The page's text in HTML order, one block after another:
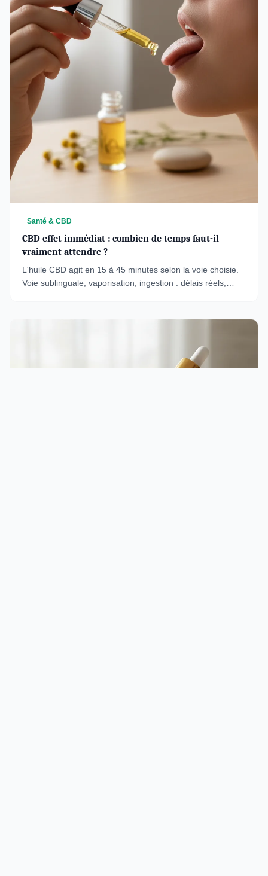
Santé & CBD
CBD effet immédiat : combien de temps faut-il
vraiment attendre ?
L'huile CBD agit en 15 à 45 minutes selon la voie choisie.
Voie sublinguale, vaporisation, ingestion : délais réels,